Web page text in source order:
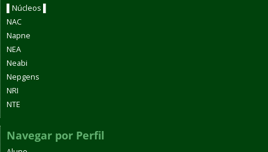
▌Núcleos ▌
NAC
Napne
NEA
Neabi
Nepgens
NRI
NTE
Navegar por Perfil